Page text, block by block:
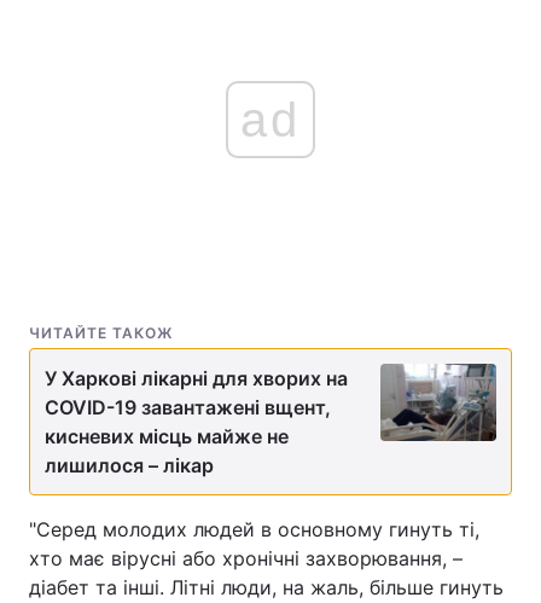
ad
ЧИТАЙТЕ ТАКОЖ
У Харкові лікарні для хворих на
COVID-19 завантажені вщент,
кисневих місць майже не
лишилося – лікар
"Серед молодих людей в основному гинуть ті,
хто має вірусні або хронічні захворювання, –
діабет та інші. Літні люди, на жаль, більше гинуть